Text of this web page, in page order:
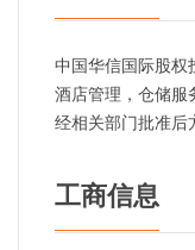
中国华信国际股权
酒店管理，仓储服
经相关部门批准后
工商信息